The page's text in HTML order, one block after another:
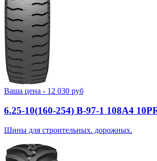
Ваша цена - 12 030 руб
6.25-10(160-254) В-97-1 108A4
Шины для строительных. дорожных.